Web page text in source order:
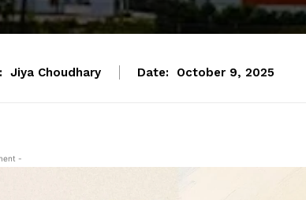
Jiya Choudhary Date: October 9, 2025
-